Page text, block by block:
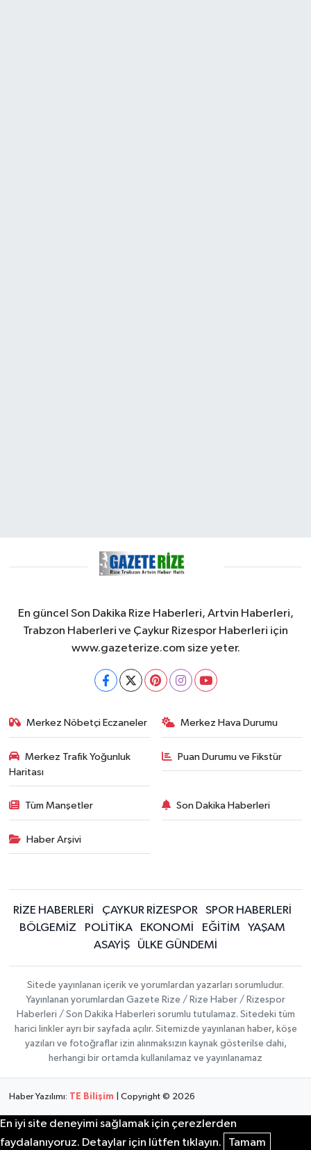
En güncel Son Dakika Rize Haberleri, Artvin Haberleri,
Trabzon Haberleri ve Çaykur Rizespor Haberleri için
www.gazeterize.com size yeter.
Merkez Nöbetçi Eczaneler Merkez Hava Durumu
Merkez Trafik Yoğunluk
Haritası
Puan Durumu ve Fikstür
Tüm Manşetler Son Dakika Haberleri
Haber Arşivi
RİZE HABERLERİ ÇAYKUR RİZESPOR
SPOR HABERLERİ
BÖLGEMİZ
POLİTİKA EKONOMİ EĞİTİM
YAŞAM
ASAYİŞ
ÜLKE GÜNDEMİ
Sitede yayınlanan içerik ve yorumlardan yazarları sorumludur.
Yayınlanan yorumlardan Gazete Rize / Rize Haber / Rizespor
Haberleri / Son Dakika Haberleri sorumlu tutulamaz. Sitedeki tüm
harici linkler ayrı bir sayfada açılır. Sitemizde yayınlanan haber, köşe
yazıları ve fotoğraflar izin alınmaksızın kaynak gösterilse dahi,
herhangi bir ortamda kullanılamaz ve yayınlanamaz
Haber Yazılımı: TE Bilişim | Copyright © 2026
En iyi site deneyimi sağlamak için çerezlerden
faydalanıyoruz. Detaylar için lütfen tıklayın.
Tamam